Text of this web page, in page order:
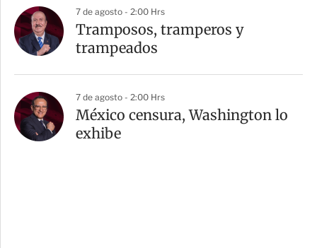
7 de agosto - 2:00 Hrs
Tramposos, tramperos y
trampeados
7 de agosto - 2:00 Hrs
México censura, Washington lo
exhibe